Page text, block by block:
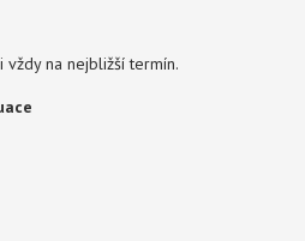
vždy na nejbližší termín.